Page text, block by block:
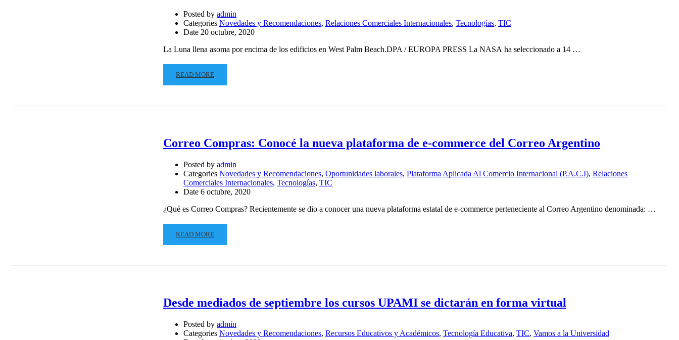
Posted by admin
Categories Novedades y Recomendaciones, Relaciones Comerciales Internacionales, Tecnologías, TIC
Date 20 octubre, 2020
La Luna llena asoma por encima de los edificios en West Palm Beach.DPA / EUROPA PRESS La NASA ha seleccionado a 14 …
READ MORE
Correo Compras: Conocé la nueva plataforma de e-commerce del Correo Argentino
Posted by admin
Categories Novedades y Recomendaciones, Oportunidades laborales, Plataforma Aplicada Al Comercio Internacional (P.A.C.I), Relaciones
Comerciales Internacionales, Tecnologías, TIC
Date 6 octubre, 2020
¿Qué es Correo Compras? Recientemente se dio a conocer una nueva plataforma estatal de e-commerce perteneciente al Correo Argentino denominada: …
READ MORE
Desde mediados de septiembre los cursos UPAMI se dictarán en forma virtual
Posted by admin
Categories Novedades y Recomendaciones, Recursos Educativos y Académicos, Tecnología Educativa, TIC, Vamos a la Universidad